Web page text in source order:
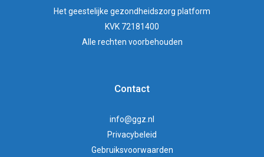
Hetgeestelijke gezondheidszorg platform
KVK 72181400
Alle rechten voorbehouden
Contact
info@ggz.nl
Privacybeleid
Gebruiksvoorwaarden